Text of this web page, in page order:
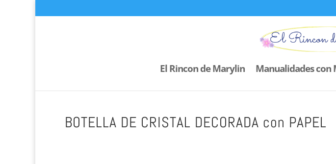
El Rincon de Marylin Manualidades con
BOTELLA DE CRISTAL DECORADA con PAPEL